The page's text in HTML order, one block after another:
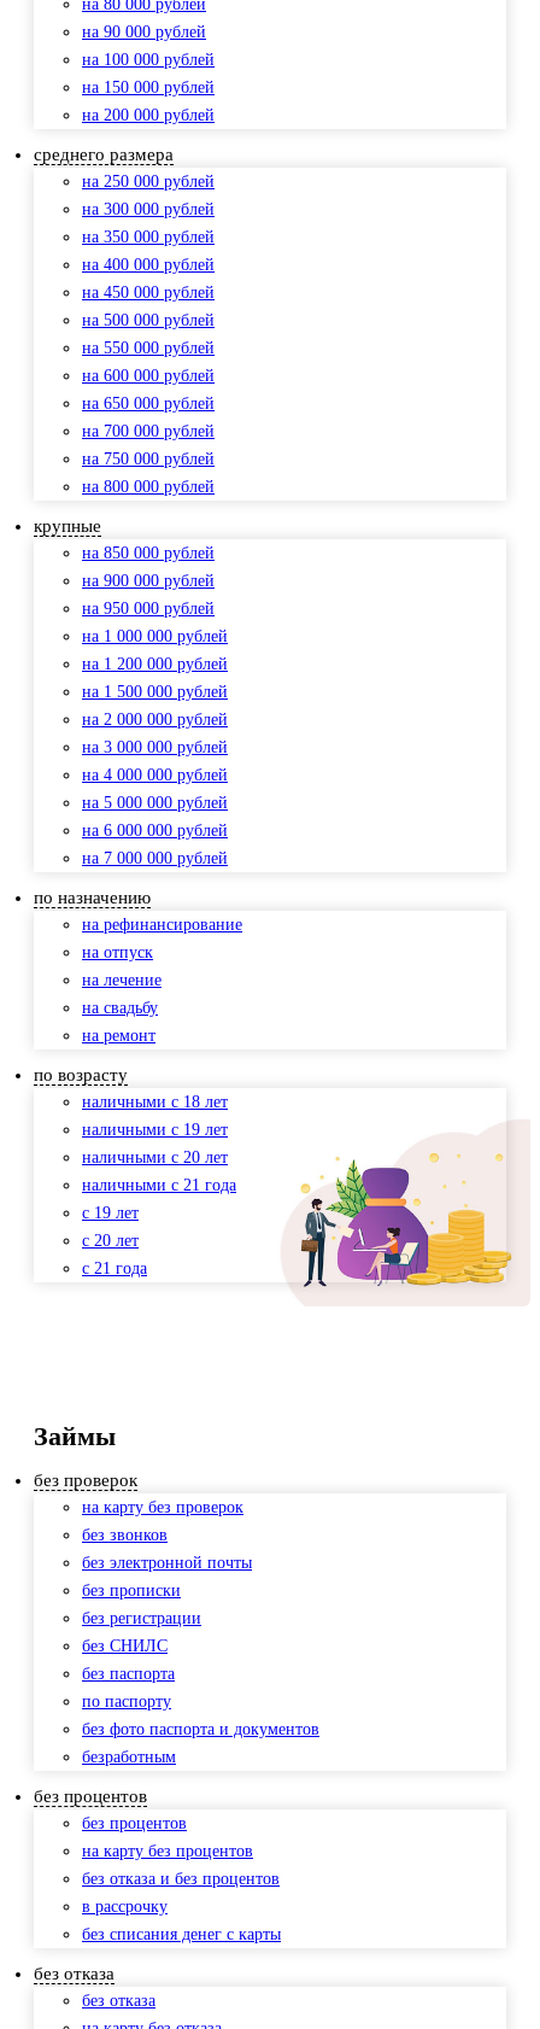
на 80 000 рублей
на 90 000 рублей
на 100 000 рублей
на 150 000 рублей
на 200 000 рублей
среднего размера
на 250 000 рублей
на 300 000 рублей
на 350 000 рублей
на 400 000 рублей
на 450 000 рублей
на 500 000 рублей
на 550 000 рублей
на 600 000 рублей
на 650 000 рублей
на 700 000 рублей
на 750 000 рублей
на 800 000 рублей
крупные
на 850 000 рублей
на 900 000 рублей
на 950 000 рублей
на 1 000 000 рублей
на 1 200 000 рублей
на 1 500 000 рублей
на 2 000 000 рублей
на 3 000 000 рублей
на 4 000 000 рублей
на 5 000 000 рублей
на 6 000 000 рублей
на 7 000 000 рублей
по назначению
на рефинансирование
на отпуск
на лечение
на свадьбу
на ремонт
по возрасту
наличными с 18 лет
наличными с 19 лет
наличными с 20 лет
наличными с 21 года
с 19 лет
с 20 лет
с 21 года
Займы
без проверок
на карту без проверок
без звонков
без электронной почты
без прописки
без регистрации
без СНИЛС
без паспорта
по паспорту
без фото паспорта и документов
безработным
без процентов
без процентов
на карту без процентов
без отказа и без процентов
в рассрочку
без списания денег с карты
без отказа
без отказа